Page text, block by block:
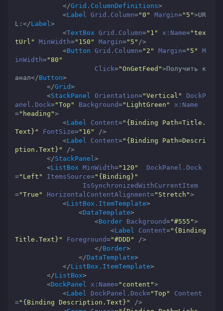
</Grid.ColumnDefinitions>
<Label Grid.Column="0" Margin="5">UR
L: </Label>
<TextBox Grid.Column="1" x:Name="tex
tUrl"
MinWidth="150" Margin="5" />
<Button Grid.Column="2" Margin="5"
M
inWidth="80"
Click="OnGetFeed">Получить к
анал</Button>
</Grid>
<StackPanel Orientation="Vertical"
DockP
anel.Dock="Top" Background="LightGreen"
x:Name
="heading">
<Label Content="{Binding Path=Title.
Text}"
FontSize="16"
/>
<Label Content="{Binding Path=Descri
ption.Text}"
/>
</StackPanel>
<ListBox MinWidth="120"
DockPanel.Dock
="Left" ItemsSource="{Binding}"
IsSynchronizedWithCurrentItem
="True" HorizontalContentAlignment="Stretch">
<ListBox.ItemTemplate>
<DataTemplate>
<Border Background="#555">
<Label Content="{Binding
Title.Text}"
Foreground="#DDD"
/>
</Border>
</DataTemplate>
</ListBox.ItemTemplate>
</ListBox>
<DockPanel x:Name="content">
<Label DockPanel.Dock="Top"
Content
="{Binding Description.Text}"
/>